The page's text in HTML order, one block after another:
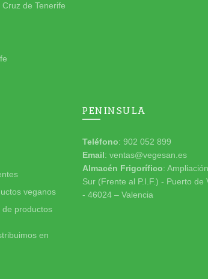
de Tenerife
veganos
de productos
en
PENINSULA
Teléfono: 902 052 899
Email: ventas@vegesan.es
Almacén Frigorífico:
Sur (Frente al P.I.F.) - Puerto de
- 46024 – Valencia